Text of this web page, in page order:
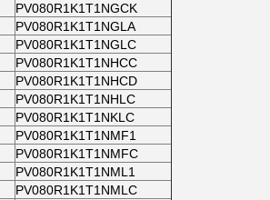
PV080R1K1T1NGCK
PV080R1K1T1NGLA
PV080R1K1T1NGLC
PV080R1K1T1NHCC
PV080R1K1T1NHCD
PV080R1K1T1NHLC
PV080R1K1T1NKLC
PV080R1K1T1NMF1
PV080R1K1T1NMFC
PV080R1K1T1NML1
PV080R1K1T1NMLC